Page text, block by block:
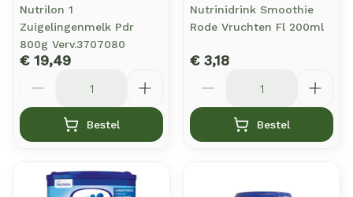
Nutrilon 1
Zuigelingenmelk Pdr
800g Verv.3707080
€ 19,49
Bestel
Nutrinidrink Smoothie
Rode Vruchten Fl 200ml
€ 3,18
Bestel